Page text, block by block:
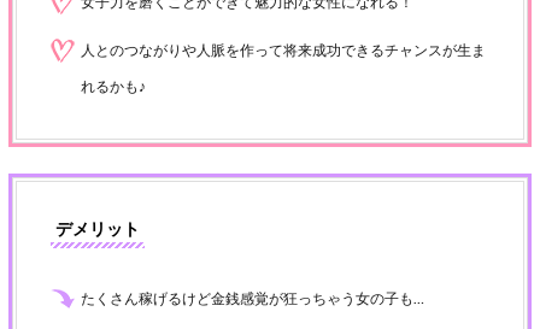
人とのつながりや人脈を作って将来成功できるチャンスが生ま
れるかも♪
デメリット
たくさん稼げるけど金銭感覚が狂っちゃう女の子も…